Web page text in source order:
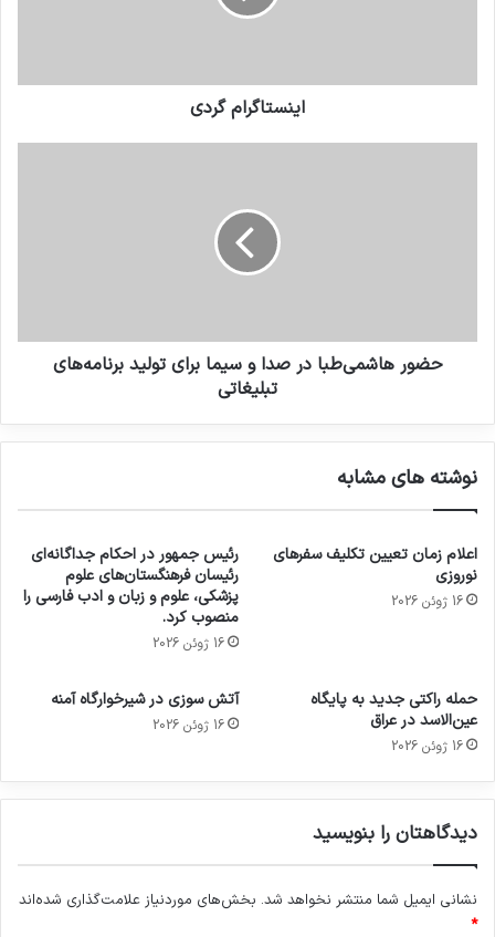
اینستاگرام گردی
حضور هاشمی‌طبا در صدا و سیما برای تولید برنامه‌های
تبلیغاتی
نوشته های مشابه
اعلام زمان تعیین تکلیف سفرهای
نوروزی
16 ژوئن 2026
رئیس جمهور در احکام جداگانه‌ای
رئیسان فرهنگستان‌های علوم
پزشکی، علوم و زبان و ادب فارسی را
منصوب کرد.
16 ژوئن 2026
حمله راکتی جدید به پایگاه
عین‌الاسد در عراق
16 ژوئن 2026
آتش سوزی در شیرخوارگاه آمنه
16 ژوئن 2026
دیدگاهتان را بنویسید
نشانی ایمیل شما منتشر نخواهد شد. بخش‌های موردنیاز علامت‌گذاری شده‌اند
*